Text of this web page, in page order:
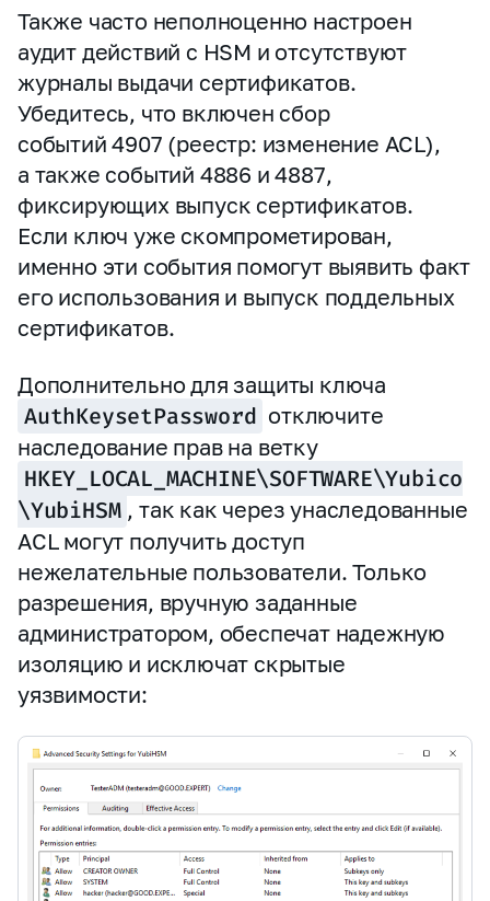
Также часто неполноценно настроен
аудит действий с HSM и отсутствуют
журналы выдачи сертификатов.
Убедитесь, что включен сбор
событий 4907 (реестр: изменение ACL),
а также событий 4886 и 4887,
фиксирующих выпуск сертификатов.
Если ключ уже скомпрометирован,
именно эти события помогут выявить факт
его использования и выпуск поддельных
сертификатов.
Дополнительно для защиты ключа
AuthKeysetPassword отключите
наследование прав на ветку
HKEY_LOCAL_MACHINE\SOFTWARE\Yubico
\YubiHSM , так как через унаследованные
ACL могут получить доступ
нежелательные пользователи. Только
разрешения, вручную заданные
администратором, обеспечат надежную
изоляцию и исключат скрытые
уязвимости: